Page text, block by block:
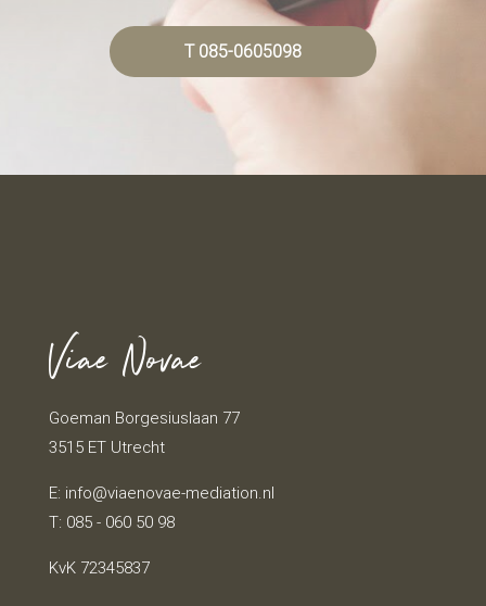
T 085-0605098
Viae Novae
Goeman Borgesiuslaan 77
3515 ET Utrecht
E: info@viaenovae-mediation.nl
T: 085 - 060 50 98
KvK 72345837